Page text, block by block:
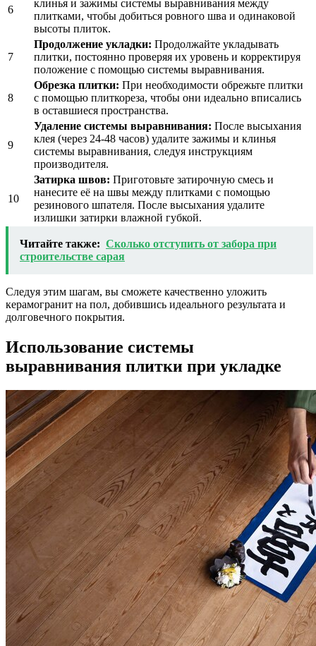
6
клинья и зажимы системы выравнивания между
плитками, чтобы добиться ровного шва и одинаковой
высоты плиток.
7
Продолжение укладки: Продолжайте укладывать
плитки, постоянно проверяя их уровень и корректируя
положение с помощью системы выравнивания.
8
Обрезка плитки: При необходимости обрежьте плитки
с помощью плиткореза, чтобы они идеально вписались
в оставшиеся пространства.
9
Удаление системы выравнивания: После высыхания
клея (через 24-48 часов) удалите зажимы и клинья
системы выравнивания, следуя инструкциям
производителя.
10
Затирка швов: Приготовьте затирочную смесь и
нанесите её на швы между плитками с помощью
резинового шпателя. После высыхания удалите
излишки затирки влажной губкой.
Читайте также: Сколько отступить от забора при
строительстве сарая
Следуя этим шагам, вы сможете качественно уложить
керамогранит на пол, добившись идеального результата и
долговечного покрытия.
Использование системы
выравнивания плитки при укладке